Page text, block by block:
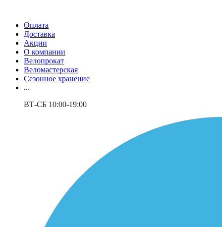
Оплата
Доставка
Акции
О компании
Велопрокат
Веломастерская
Сезонное хранение
...
ВТ-СБ 10:00-19:00